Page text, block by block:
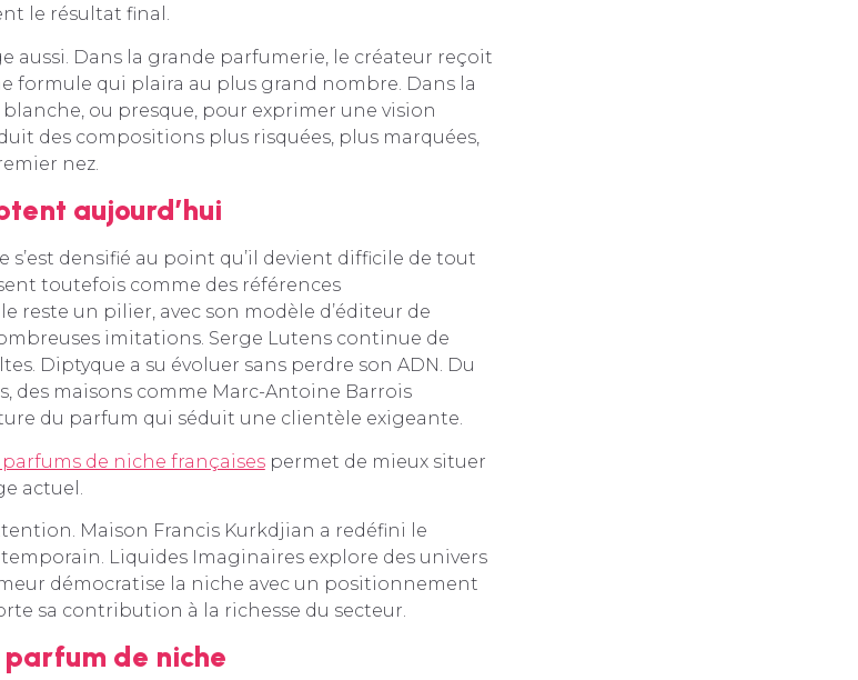
le résultat final.
aussi. Dans la grande parfumerie, le créateur reçoit
formule qui plaira au plus grand nombre. Dans la
ou presque, pour exprimer une vision
des compositions plus risquées, plus marquées,
nez.
aujourd’hui
s’est densifié au point qu’il devient difficile de tout
toutefois comme des références
reste un pilier, avec son modèle d’éditeur de
imitations. Serge Lutens continue de
Diptyque a su évoluer sans perdre son ADN. Du
des maisons comme Marc-Antoine Barrois
du parfum qui séduit une clientèle exigeante.
de niche françaisespermet de mieux situer
actuel.
Maison Francis Kurkdjian a redéfini le
Liquides Imaginaires explore des univers
démocratise la niche avec un positionnement
sa contribution à la richesse du secteur.
de niche